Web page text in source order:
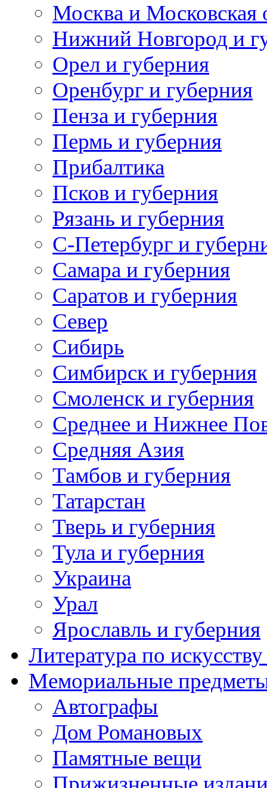
Москва и Московская
Нижний Новгород и
Орел и губерния
Оренбург и губерния
Пенза и губерния
Пермь и губерния
Прибалтика
Псков и губерния
Рязань и губерния
С-Петербург и
Самара и губерния
Саратов и губерния
Север
Сибирь
Симбирск и губерния
Смоленск и губерния
Среднее и Нижнее
Средняя Азия
Тамбов и губерния
Татарстан
Тверь и губерния
Тула и губерния
Украина
Урал
Ярославль и губерния
Литература по
Мемориальные
Автографы
Дом Романовых
Памятные вещи